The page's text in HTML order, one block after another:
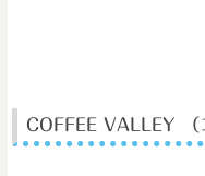
COFFEE VALLEY